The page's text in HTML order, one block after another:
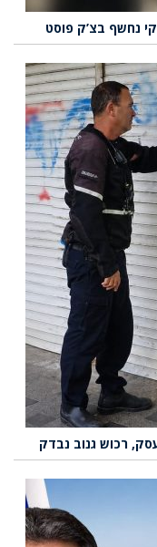
נחשף בצ’ק פוסט
רכוש גנוב נבדק